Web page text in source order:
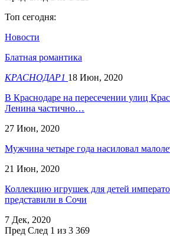
Топ сегодня:
Новости
Блатная романтика
КРАСНОДАР1 18 Июн, 2020
В Краснодаре на пересечении улиц
Ленина частично…
27 Июн, 2020
Мужчина четыре года насиловал
21 Июн, 2020
Коллекцию игрушек для детей
представили в Сочи
7 Дек, 2020
Пред След 1 из 3 369